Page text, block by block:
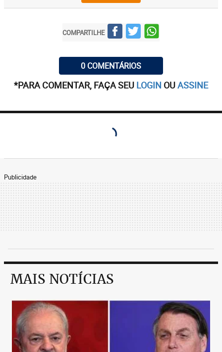
COMPARTILHE
0 COMENTÁRIOS
*PARA COMENTAR, FAÇA SEU LOGIN OUASSINE
Publicidade
MAIS NOTÍCIAS